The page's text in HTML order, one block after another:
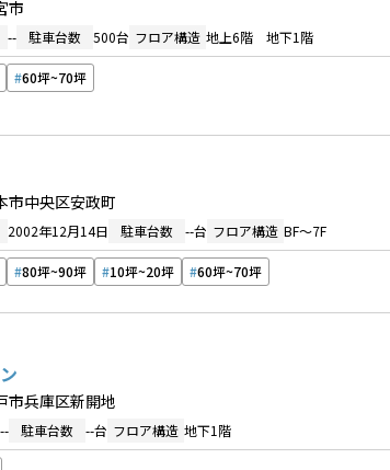
市
-- 駐車台数 500台 フロア構造 地上6階 地下1階
60坪~70坪
市中央区安政町
2002年12月14日 駐車台数 --台 フロア構造 BF～7F
80坪~90坪 10坪~20坪 60坪~70坪
市兵庫区新開地
-- 駐車台数 --台 フロア構造 地下1階